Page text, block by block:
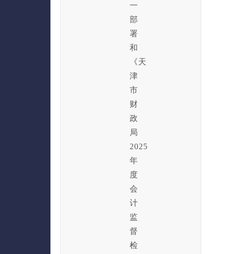
一
部
署
和
《天
津
市
财
政
局
2025
年
度
会
计
监
督
检